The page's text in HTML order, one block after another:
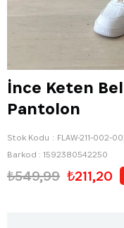
İnce Keten
Pantolon
Stok Kodu
FLAW-211-002-
Barkod : 1592380542250
₺549,99 ₺211,20